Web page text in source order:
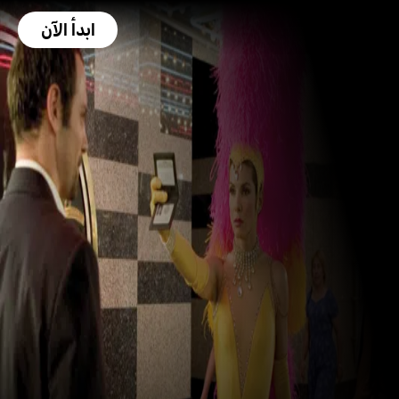
ابدأ الآن